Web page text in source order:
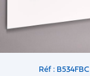
Réf : B534FBC